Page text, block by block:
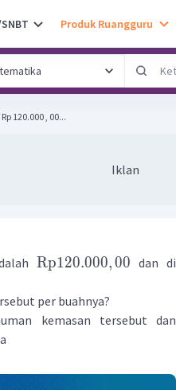
Produk Ruangguru
120.000 , 00...
Iklan
Rp120.000,00 dan di
per buahnya?
kemasan tersebut dan